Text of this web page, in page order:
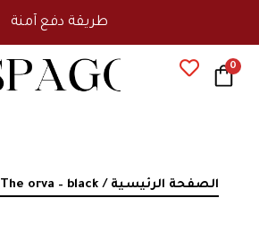
طريقة دفع آمنة
 0
الصفحة الرئيسية /
orva – black